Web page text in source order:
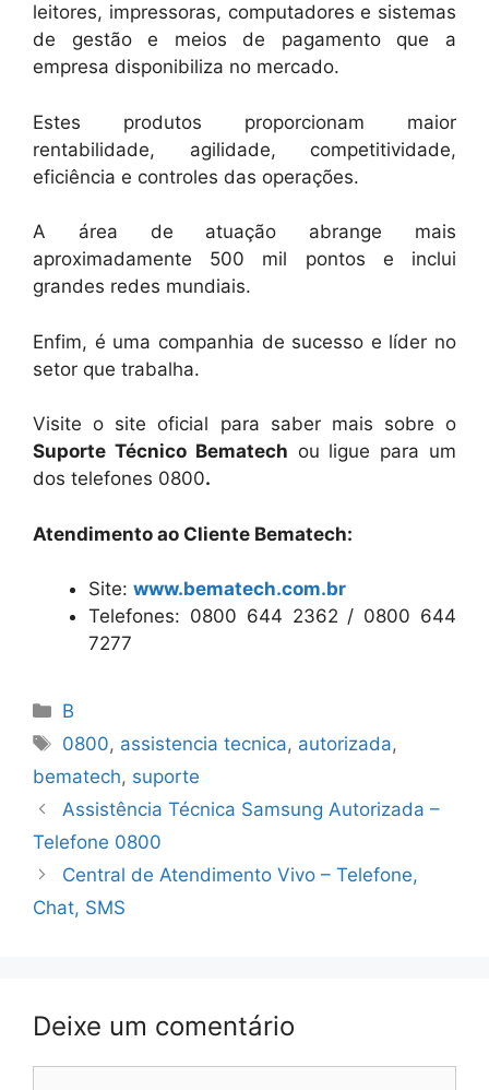
leitores, impressoras, computadores e sistemas
de gestão e meios de pagamento que a
empresa disponibiliza no mercado.
Estes produtos proporcionam maior
rentabilidade, agilidade, competitividade,
eficiência e controles das operações.
A área de atuação abrange mais
aproximadamente 500 mil pontos e inclui
grandes redes mundiais.
Enfim, é uma companhia de sucesso e líder no
setor que trabalha.
Visite o site oficial para saber mais sobre o
Suporte Técnico Bematech ou ligue para um
dos telefones 0800.
Atendimento ao Cliente Bematech:
Site: www.bematech.com.br
Telefones: 0800 644 2362 / 0800 644
7277
Categorias
B
Tags
0800, assistencia tecnica, autorizada,
bematech, suporte
Assistência Técnica Samsung Autorizada –
Telefone 0800
Central de Atendimento Vivo – Telefone,
Chat, SMS
Deixe um comentário